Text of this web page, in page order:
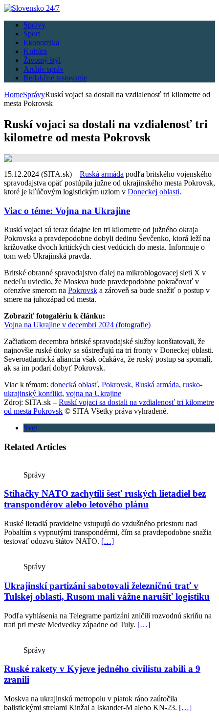
Správy
Šport
Ekonomika
Kultúra
Životný štýl
Archív správ
Redakčné testovanie
HomeSprávyRuskí vojaci sa dostali na vzdialenosť tri kilometre od
mesta Pokrovsk
Ruskí vojaci sa dostali na vzdialenosť tri
kilometre od mesta Pokrovsk
15.12.2024 (SITA.sk) – Ruská armáda podľa britského vojenského
spravodajstva opäť postúpila južne od ukrajinského mesta Pokrovsk,
ktoré je kľúčovým logistickým uzlom v Doneckej oblasti.
Viac o téme: Vojna na Ukrajine
Ruskí vojaci sú teraz údajne len tri kilometre od južného okraja
Pokrovska a pravdepodobne dobyli dedinu Ševčenko, ktorá leží na
križovatke dvoch kritických ciest vedúcich do mesta. Informuje o
tom web Ukrajinská pravda.
Britské obranné spravodajstvo ďalej na mikroblogovacej sieti X v
nedeľu uviedlo, že Moskva bude pravdepodobne pokračovať v
ofenzíve smerom na Pokrovsk a zároveň sa bude snažiť o postup v
smere na juhozápad od mesta.
Zobraziť fotogalériu k článku:
Vojna na Ukrajine v decembri 2024 (fotografie)
Začiatkom decembra britské spravodajské služby konštatovali, že
najnovšie ruské útoky sa sústreďujú na tri fronty v Doneckej oblasti.
Severoatlantická aliancia však očakáva, že ruský postup sa spomalí,
ak sa im podarí dobyť Pokrovsk.
Viac k témam: donecká oblasť, Pokrovsk, Ruská armáda, rusko-
ukrajinský konflikt, vojna na Ukrajine
Zdroj: SITA.sk – Ruskí vojaci sa dostali na vzdialenosť tri kilometre
od mesta Pokrovsk © SITA Všetky práva vyhradené.
Svet
Related Articles
Správy
Stíhačky NATO zachytili šesť ruských lietadiel bez
transpondérov alebo letového plánu
Ruské lietadlá pravidelne vstupujú do vzdušného priestoru nad
Pobaltím s vypnutými transpondérmi, čím sa pravdepodobne snažia
testovať odozvu štátov NATO. […]
Správy
Ukrajinskí partizáni sabotovali železničnú trať v
Tulskej oblasti, Rusom mali vážne narušiť logistiku
Podľa vyhlásenia na Telegrame partizáni zničili rozvodnú skriňu na
trati pri meste Medvedky západne od Tuly. […]
Správy
Ruské rakety v Kyjeve jedného civilistu zabili a 9
zranili
Moskva na ukrajinskú metropolu v piatok ráno zaútočila
balistickými strelami Kinžal a Iskander-M alebo KN-23. […]